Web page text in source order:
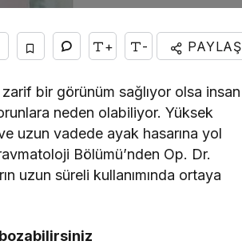
+ - PAYLAŞ
bir görünüm sağlıyor olsa insan
neden olabiliyor. Yüksek
uzun vadede ayak hasarına yol
Bölümü’nden Op. Dr.
uzun süreli kullanımında ortaya